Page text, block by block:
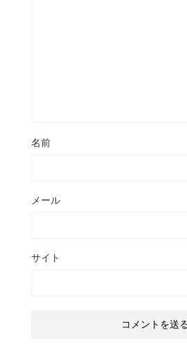
名前
メール
サイト